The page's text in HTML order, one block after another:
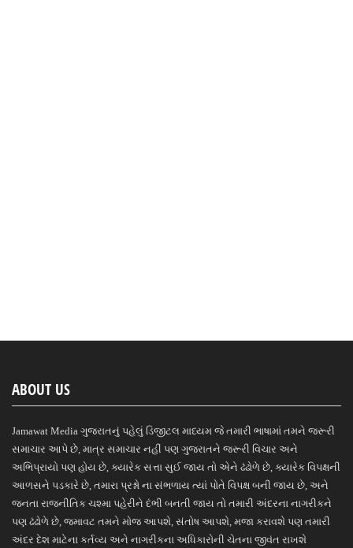
ABOUT US
Jamawat Media ગુજરાતનું પહેલું ડિજીટલ માધ્યમ જે તમારી ભાષામાં તમને જરૂરી
સમાચાર આપે છે, માત્ર સમાચાર નહીં પણ ગુજરાતને જરૂરી વિચાર અને
અભિપ્રાયો પણ હોય છે, ક્યારેક સત્તા સુઈ જાય તો એને ઢંઢોળે છે, ક્યારેક વિપક્ષની
આળસને પડકારે છે, તમારા પ્રશ્નો ના સંભળાય ત્યાં પોતે વિપક્ષ બની જાય છે, અને
જનતા રાજનીતિક ચશ્મા પહેરીને દંભી બનતી જાય તો તમારી અંદરના નાગરીકને
પણ ઢંઢોળે છે, જમાવટ તમને મોજ આપશે, સંતોષ આપશે, મજા કરાવશે પણ તમારી
અંદર દેશ માટેના કર્તવ્ય અને નાગરીકના અધિકારોની ચેતના જીવંત રાખશે